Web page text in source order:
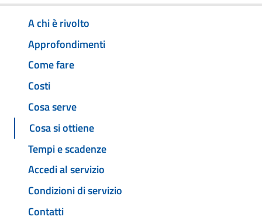
A chi è rivolto
Approfondimenti
Come fare
Costi
Cosa serve
Cosa si ottiene
Tempi e scadenze
Accedi al servizio
Condizioni di servizio
Contatti